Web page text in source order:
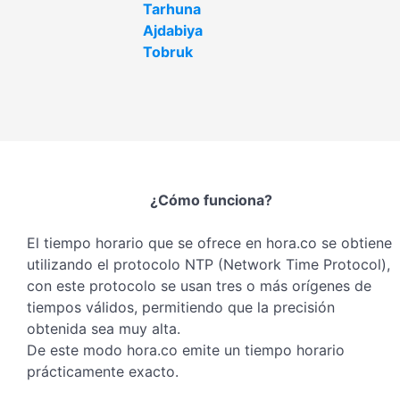
Tarhuna
Ajdabiya
Tobruk
¿Cómo funciona?
El tiempo horario que se ofrece en hora.co se obtiene
utilizando el protocolo NTP (Network Time Protocol),
con este protocolo se usan tres o más orígenes de
tiempos válidos, permitiendo que la precisión
obtenida sea muy alta.
De este modo hora.co emite un tiempo horario
prácticamente exacto.